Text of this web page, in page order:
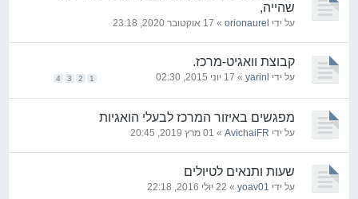
שהייה,
על ידי orionaurel » 17 אוקטובר 2020, 23:18
קבוצת וואגיט-מרכז.
1
2
3
4 על ידי yarinl » 17 יוני 2015, 02:30
מפגשים באיזור המרכז לבעלי הואגיות
על ידי AvichaiFR » 01 מרץ 2019, 20:45
שעות ותנאים לטיולים
על ידי yoav01 » 22 יולי 2016, 22:18